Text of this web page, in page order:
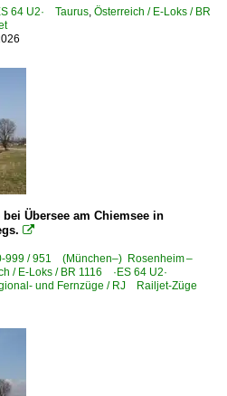
Taurus
Taurus Werbeloks
64 U4· Taurus
U4· Private
StLB, StB
64 U2· Taurus, Österreich / E-Loks / BR
bei Übersee am Chiemsee in

999 / 951 (München–) Rosenheim –
/ E-Loks / BR 1116 ·ES 64 U2·
und Fernzüge / RJ Railjet-Züge